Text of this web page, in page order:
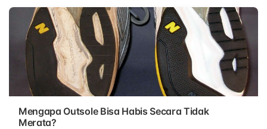
Mengapa Outsole Bisa Habis Secara Tidak
Merata?